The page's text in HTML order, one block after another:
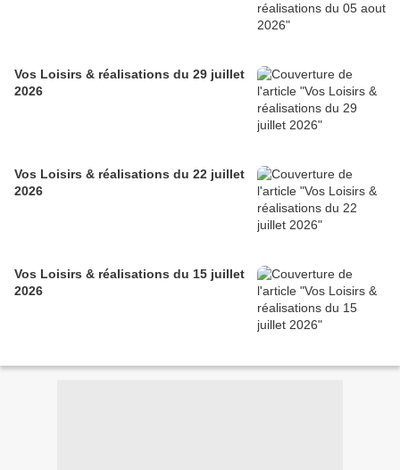
Vos Loisirs & réalisations du 29 juillet
2026
Vos Loisirs & réalisations du 22 juillet
2026
Vos Loisirs & réalisations du 15 juillet
2026